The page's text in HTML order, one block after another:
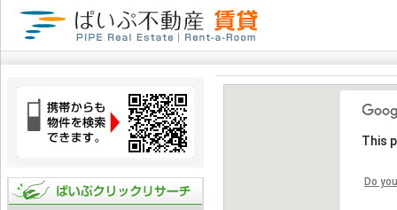
This
Do